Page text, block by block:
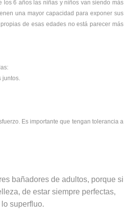
los 6 años las niñas y niños van siendo más
una mayor capacidad para exponer sus
de esas edades no está parecer más
juntos.
Es importante que tengan tolerancia a
bañadores de adultos, porque si
de estar siempre perfectas,
superfluo.